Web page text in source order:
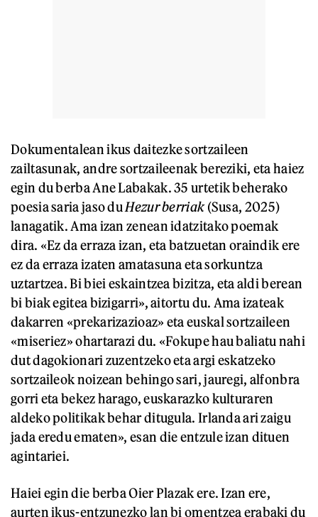
Dokumentalean ikus daitezke sortzaileen
zailtasunak, andre sortzaileenak bereziki, eta haiez
egin du berba Ane Labakak. 35 urtetik beherako
poesia saria jaso du Hezur berriak(Susa, 2025)
lanagatik. Ama izan zenean idatzitako poemak
dira. «Ez da erraza izan, eta batzuetan oraindik ere
ez da erraza izaten amatasuna eta sorkuntza
uztartzea. Bi biei eskaintzea bizitza, eta aldi berean
bi biak egitea bizigarri», aitortu du. Ama izateak
dakarren «prekarizazioaz» eta euskal sortzaileen
«miseriez» ohartarazi du. «Fokupe hau baliatu nahi
dut dagokionari zuzentzeko eta argi eskatzeko
sortzaileok noizean behingo sari, jauregi, alfonbra
gorri eta bekez harago, euskarazko kulturaren
aldeko politikak behar ditugula. Irlanda ari zaigu
jada eredu ematen», esan die entzule izan dituen
agintariei.
Haiei egin die berba Oier Plazak ere. Izan ere,
aurten ikus-entzunezko lan bi omentzea erabaki du